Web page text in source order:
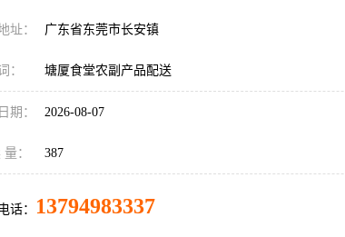
址： 广东省东莞市长安镇
： 塘厦食堂农副产品配送
期： 2026-08-07
： 387
话： 13794983337